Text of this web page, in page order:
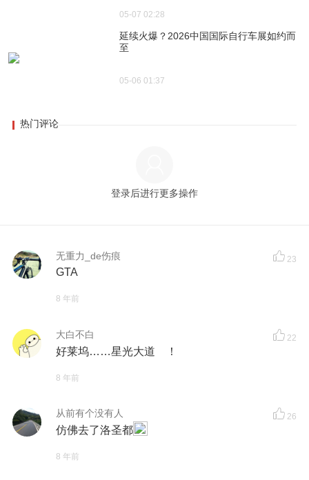
05-07 02:28
延续火爆？2026中国国际自行车展如约而
至
05-06 01:37
热门评论
登录后进行更多操作
无重力_de伤痕 23
GTA
8 年前
大白不白 22
好莱坞……星光大道 ！
8 年前
从前有个没有人 26
仿佛去了洛圣都
8 年前